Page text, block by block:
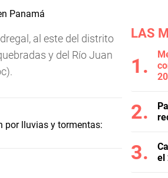
al este del distrito
y del Río Juan
por lluvias y tormentas:
LAS
el